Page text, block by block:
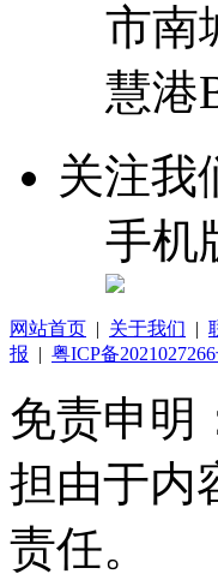
市南
慧港
关注我
手机
网站首页 | 关于我们 |
报 | 粤ICP备
免责申明
担由于内
责任。